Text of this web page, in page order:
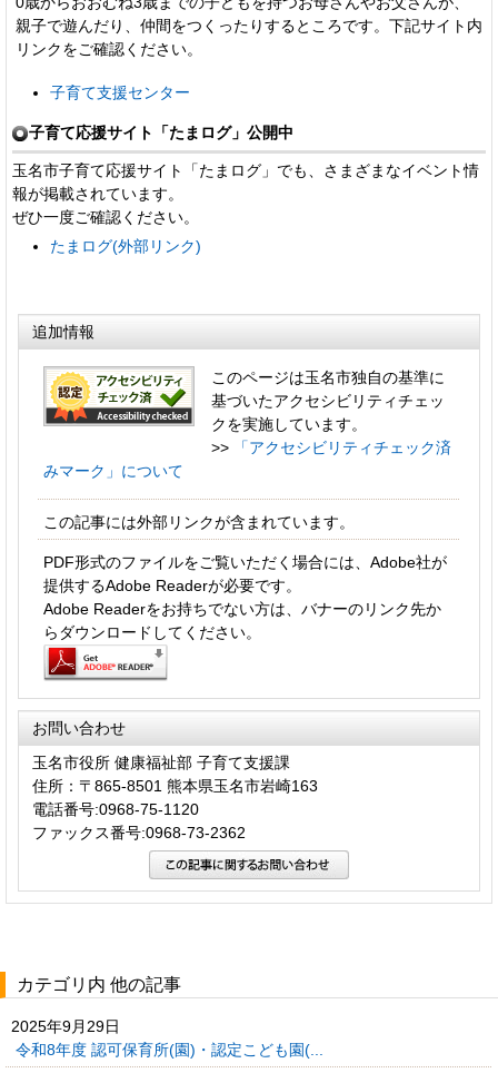
親子で遊んだり、仲間をつくったりするところです。下記サイト内
リンクをご確認ください。
子育て支援センター
子育て応援サイト「たまログ」公開中
玉名市子育て応援サイト「たまログ」でも、さまざまなイベント情
報が掲載されています。
ぜひ一度ご確認ください。
たまログ(外部リンク)
追加情報
このページは玉名市独自の基準に
基づいたアクセシビリティチェッ
クを実施しています。
>>
「アクセシビリティチェック済
みマーク」について
この記事には外部リンクが含まれています。
PDF形式のファイルをご覧いただく場合には、Adobe社が
提供するAdobe Readerが必要です。
Adobe Readerをお持ちでない方は、バナーのリンク先か
らダウンロードしてください。
お問い合わせ
玉名市役所 健康福祉部 子育て支援課
住所：〒865-8501 熊本県玉名市岩崎163
電話番号:0968-75-1120
ファックス番号:0968-73-2362
カテゴリ内 他の記事
2025年9月29日
令和8年度 認可保育所(園)・認定こども園(...